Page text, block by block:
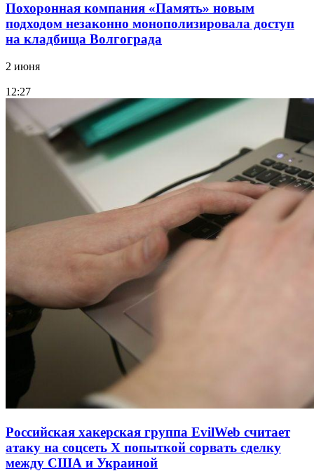
Похоронная компания «Память» новым
подходом незаконно монополизировала доступ
на кладбища Волгограда
2 июня
12:27
Российская хакерская группа EvilWeb считает
атаку на соцсеть Х попыткой сорвать сделку
между США и Украиной